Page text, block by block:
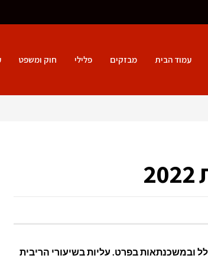
עמוד הבית מבזקים פלילי חוק ומשפט
ובמשכנתאות בפרט. עליות בשיעורי הריבית